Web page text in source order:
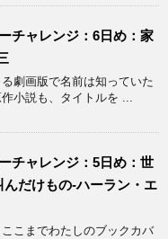
チャレンジ：6日め：家
劇画版で名前は知っていた
小説も、タイトルを ...
チャレンジ：5日め：世
だけもの-ハーラン・エ
こまでわたしのブックカバ